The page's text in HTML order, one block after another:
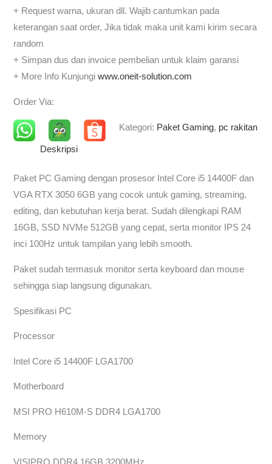
+ Request warna, ukuran dll. Wajib cantumkan pada
keterangan saat order, Jika tidak maka unit kami kirim secara
random
+ Simpan dus dan invoice pembelian untuk klaim garansi
+ More Info Kunjungiwww.oneit-solution.com
Order Via:
Kategori: Paket Gaming, pc rakitan
Deskripsi
Paket PC Gaming dengan prosesor Intel Core i5 14400F dan
VGA RTX 3050 6GB yang cocok untuk gaming, streaming,
editing, dan kebutuhan kerja berat. Sudah dilengkapi RAM
16GB, SSD NVMe 512GB yang cepat, serta monitor IPS 24
inci 100Hz untuk tampilan yang lebih smooth.
Paket sudah termasuk monitor serta keyboard dan mouse
sehingga siap langsung digunakan.
Spesifikasi PC
Processor
Intel Core i5 14400F LGA1700
Motherboard
MSI PRO H610M-S DDR4 LGA1700
Memory